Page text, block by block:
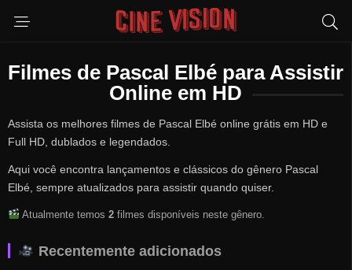
Filmes de Pascal Elbé para Assistir
Online em HD
Assista os melhores filmes de Pascal Elbé online grátis em HD e
Full HD, dublados e legendados.
Aqui você encontra lançamentos e clássicos do gênero Pascal
Elbé, sempre atualizados para assistir quando quiser.
Atualmente temos 2filmes disponíveis neste gênero.
Recentemente adicionados